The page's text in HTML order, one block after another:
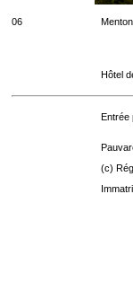
06
Hôtel
Entrée
(c)